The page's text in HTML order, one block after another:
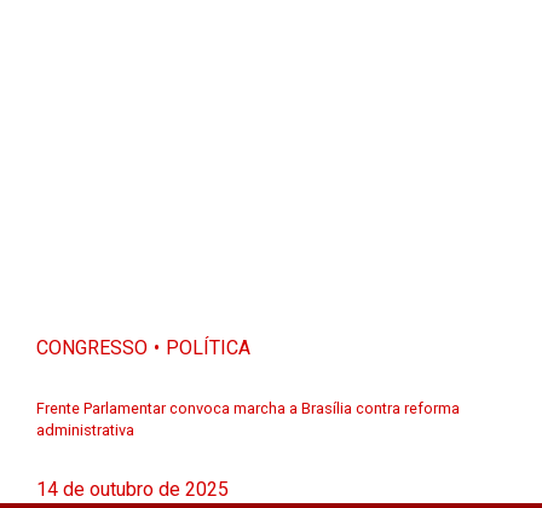
CONGRESSO POLÍTICA
Frente Parlamentar convoca marcha a Brasília contra reforma
administrativa
14 de outubro de 2025